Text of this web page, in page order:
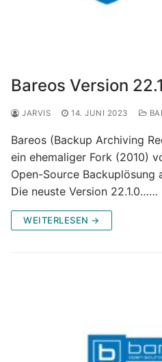
Bareos Version
JARVIS 14. JUNI 2023
Bareos (Backup Archiving
ein ehemaliger Fork (2010)
Open-Source Backuplösung
Die neuste Version 22.1.0……
WEITERLESEN →